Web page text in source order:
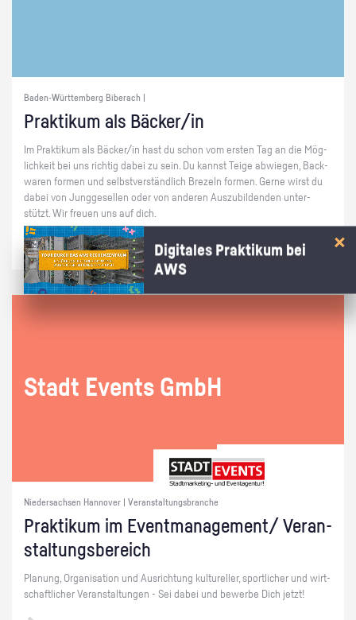
Baden-Württemberg Biberach |
Prak­ti­kum als Bä­cker/in
Im Prak­ti­kum als Bä­cker/in hast du schon vom ers­ten Tag an die Mög­
lich­keit bei uns rich­tig dabei zu sein. Du kannst Teige ab­wie­gen, Back­
wa­ren for­men und selbst­ver­ständ­lich Bre­zeln for­men. Gerne wirst du
dabei von Jung­ge­sel­len oder von an­de­ren Aus­zu­bil­den­den un­ter­
stützt. Wir freu­en uns auf dich.
Stadt Events GmbH
Niedersachsen Hannover | Veranstaltungsbranche
Prak­ti­kum im Event­ma­nage­ment/ Ver­an­
stal­tungs­be­reich
Pla­nung, Or­ga­ni­sa­ti­on und Aus­rich­tung kul­tu­rel­ler, sport­li­cher und wirt­
schaft­li­cher Ver­an­stal­tun­gen - Sei dabei und be­wer­be Dich jetzt!
Digitales Praktikum bei
AWS